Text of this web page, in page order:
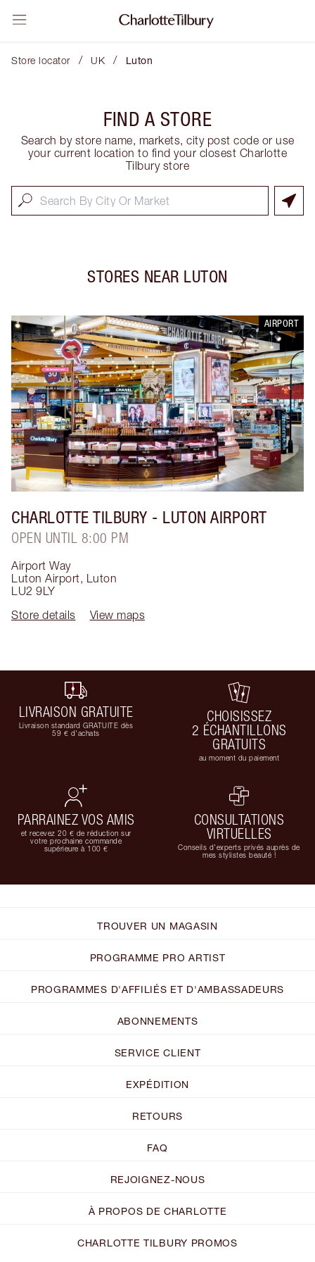
Store locator / UK / Luton
FIND A STORE
Search by store name, markets, city post code or use
your current location to find your closest Charlotte
Tilbury store
STORES NEAR LUTON
AIRPORT
CHARLOTTE TILBURY - LUTON AIRPORT
OPEN UNTIL 8:00 PM
Airport Way
Luton Airport, Luton
LU2 9LY
Store details
View maps
LIVRAISON GRATUITE
Livraison standard GRATUITE dès
59 € d'achats
CHOISISSEZ
2 ÉCHANTILLONS
GRATUITS
au moment du paiement
PARRAINEZ VOS AMIS
et recevez 20 € de réduction sur
votre prochaine commande
supérieure à 100 €
CONSULTATIONS
VIRTUELLES
Conseils d'experts privés auprès de
mes stylistes beauté !
TROUVER UN MAGASIN
PROGRAMME PRO ARTIST
PROGRAMMES D'AFFILIÉS ET D'AMBASSADEURS
ABONNEMENTS
SERVICE CLIENT
EXPÉDITION
RETOURS
FAQ
REJOIGNEZ-NOUS
À PROPOS DE CHARLOTTE
CHARLOTTE TILBURY PROMOS